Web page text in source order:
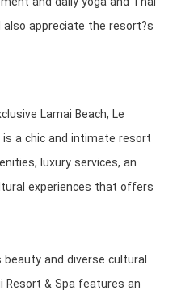
appreciate the resort?s
Lamai Beach, Le
is a chic and intimate resort
luxury services, an
experiences that offers
and diverse cultural
Resort & Spa features an